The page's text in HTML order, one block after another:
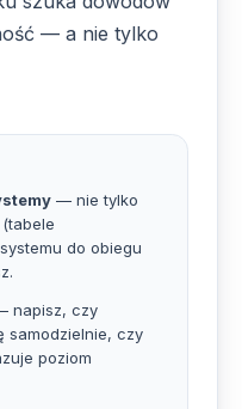
— a nie tylko
— nie tylko
(tabele
do obiegu
napisz, czy
samodzielnie, czy
poziom